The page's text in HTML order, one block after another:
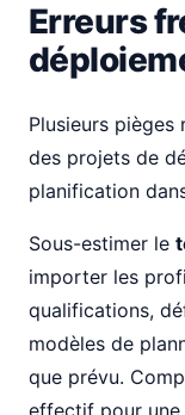
Erreurs
Plusieurs
des projets de
planification
Sous-estimer le
importer les
qualifications,
modèles de
que prévu.
effectif pour une